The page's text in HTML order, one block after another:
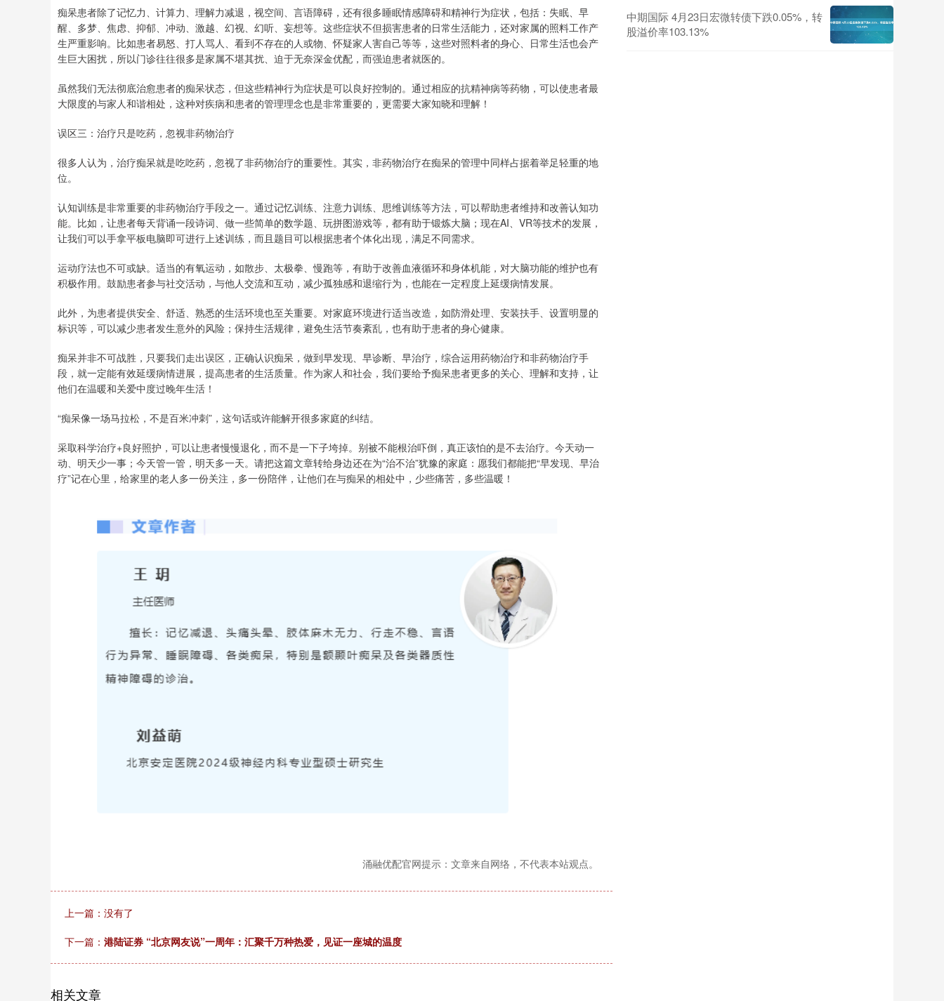
痴呆患者除了记忆力、计算力、理解力减退，视空间、言语障碍，还有很多睡眠情感障碍和精神行为症状，包括：失眠、早
醒、多梦、焦虑、抑郁、冲动、激越、幻视、幻听、妄想等。这些症状不但损害患者的日常生活能力，还对家属的照料工作产
生严重影响。比如患者易怒、打人骂人、看到不存在的人或物、怀疑家人害自己等等，这些对照料者的身心、日常生活也会产
生巨大困扰，所以门诊往往很多是家属不堪其扰、迫于无奈深金优配，而强迫患者就医的。
虽然我们无法彻底治愈患者的痴呆状态，但这些精神行为症状是可以良好控制的。通过相应的抗精神病等药物，可以使患者最
大限度的与家人和谐相处，这种对疾病和患者的管理理念也是非常重要的，更需要大家知晓和理解！
误区三：治疗只是吃药，忽视非药物治疗
很多人认为，治疗痴呆就是吃吃药，忽视了非药物治疗的重要性。其实，非药物治疗在痴呆的管理中同样占据着举足轻重的地
位。
认知训练是非常重要的非药物治疗手段之一。通过记忆训练、注意力训练、思维训练等方法，可以帮助患者维持和改善认知功
能。比如，让患者每天背诵一段诗词、做一些简单的数学题、玩拼图游戏等，都有助于锻炼大脑；现在AI、VR等技术的发展，
让我们可以手拿平板电脑即可进行上述训练，而且题目可以根据患者个体化出现，满足不同需求。
运动疗法也不可或缺。适当的有氧运动，如散步、太极拳、慢跑等，有助于改善血液循环和身体机能，对大脑功能的维护也有
积极作用。鼓励患者参与社交活动，与他人交流和互动，减少孤独感和退缩行为，也能在一定程度上延缓病情发展。
此外，为患者提供安全、舒适、熟悉的生活环境也至关重要。对家庭环境进行适当改造，如防滑处理、安装扶手、设置明显的
标识等，可以减少患者发生意外的风险；保持生活规律，避免生活节奏紊乱，也有助于患者的身心健康。
痴呆并非不可战胜，只要我们走出误区，正确认识痴呆，做到早发现、早诊断、早治疗，综合运用药物治疗和非药物治疗手
段，就一定能有效延缓病情进展，提高患者的生活质量。作为家人和社会，我们要给予痴呆患者更多的关心、理解和支持，让
他们在温暖和关爱中度过晚年生活！
“痴呆像一场马拉松，不是百米冲刺”，这句话或许能解开很多家庭的纠结。
采取科学治疗+良好照护，可以让患者慢慢退化，而不是一下子垮掉。别被不能根治吓倒，真正该怕的是不去治疗。今天动一
动、明天少一事；今天管一管，明天多一天。请把这篇文章转给身边还在为“治不治”犹豫的家庭：愿我们都能把“早发现、早治
疗”记在心里，给家里的老人多一份关注，多一份陪伴，让他们在与痴呆的相处中，少些痛苦，多些温暖！
涌融优配官网提示：文章来自网络，不代表本站观点。
上一篇：没有了
下一篇： 港陆证券 “北京网友说”一周年：汇聚千万种热爱，见证一座城的温度
相关文章
中期国际 4月23日宏微转债下跌0.05%，转
股溢价率103.13%